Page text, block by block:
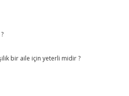
bir aile için yeterli midir ?